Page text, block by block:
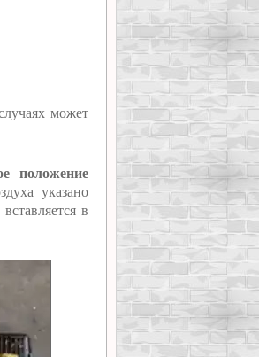
может
положение
указано
в